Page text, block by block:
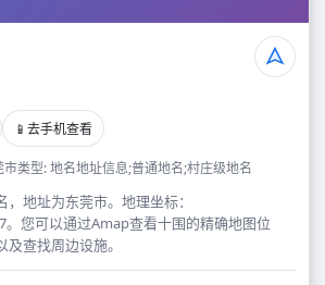
📱 去手机查看
市类型: 地名地址信息;普通地名;村庄级地名
地址为东莞市。地理坐标：
。您可以通过Amap查看十围的精确地图位
查找周边设施。